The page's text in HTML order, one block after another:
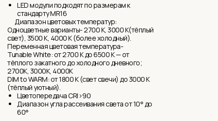
LED модули подходят по размерам к
стандарту MR16
Диапазон цветовых температур:
Одноцветные варианты- 2700 K, 3000 K(тёплый
свет), 3500 K, 4000 K (более холодный).
Переменная цветовая температура-
Tunable White: от 2700 K до 6500 K — от
тёплого закатного до холодного дневного;
2700K, 3000K, 4000K
DIM to WARM: от 1800 K (свет свечи) до 3000 K
(тёплый уютный).
Цветопередача CRI>90
Диапазон угла рассеивания света от 10° до
60°